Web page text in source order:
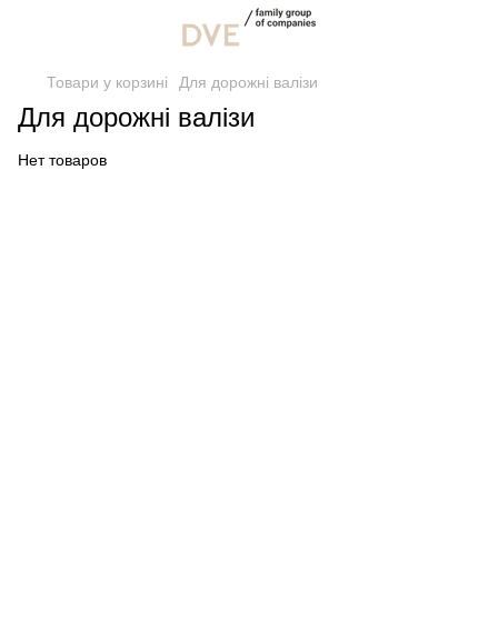
Товари у корзині Для дорожні валізи
Для дорожні валізи
Нет товаров